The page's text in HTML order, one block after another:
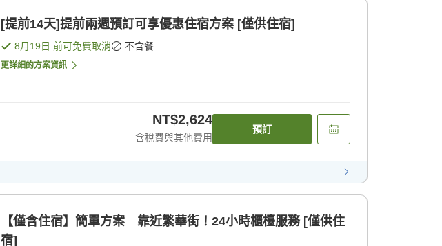
[提前14天]提前兩週預訂可享優惠住宿方案 [僅供住宿]
8月19日 前可免費取消 不含餐
更詳細的方案資訊
NT$2,624
含稅費與其他費用
預訂
【僅含住宿】簡單方案 靠近繁華街！24小時櫃檯服務 [僅供住
宿]